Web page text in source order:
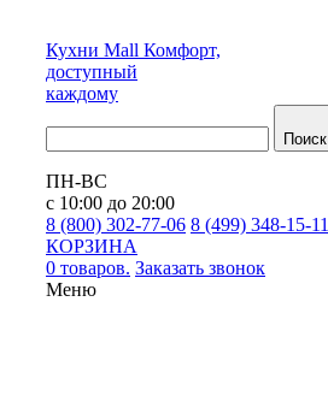
Кухни Mall Комфорт,
доступный
каждому
Поиск
ПН-ВС
с 10:00 до 20:00
8 (800) 302-77-06 8 (499) 348-15-11
КОРЗИНА
0 товаров. Заказать звонок
Меню